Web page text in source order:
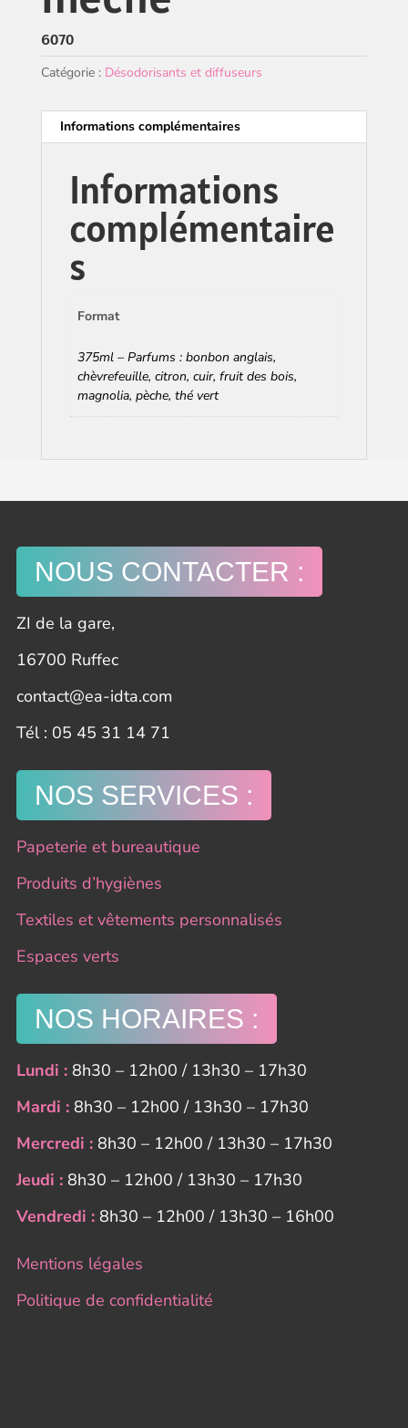
6070
Catégorie : Désodorisants et diffuseurs
Informations complémentaires
Informations
complémentaire
s
Format
375ml – Parfums : bonbon anglais,
chèvrefeuille, citron, cuir, fruit des bois,
magnolia, pèche, thé vert
NOUS CONTACTER :
ZI de la gare,
16700 Ruffec
contact@ea-idta.com
​Tél : 05 45 31 14 71
NOS SERVICES :
Papeterie et bureautique
Produits d’hygiènes
Textiles et vêtements personnalisés
Espaces verts
NOS HORAIRES :
Lundi : 8h30 – 12h00 / 13h30 – 17h30
Mardi : 8h30 – 12h00 / 13h30 – 17h30
Mercredi : 8h30 – 12h00 / 13h30 – 17h30
Jeudi : 8h30 – 12h00 / 13h30 – 17h30
Vendredi : 8h30 – 12h00 / 13h30 – 16h00
Mentions légales
Politique de confidentialité